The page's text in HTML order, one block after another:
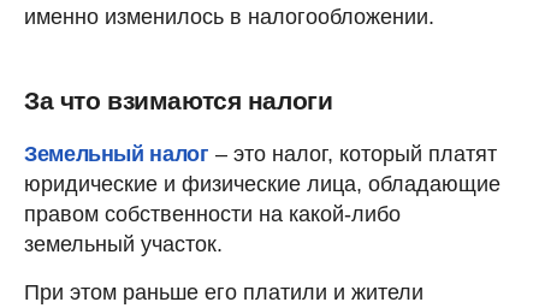
именно изменилось в налогообложении.
За что взимаются налоги
Земельный налог – это налог, который платят
юридические и физические лица, обладающие
правом собственности на какой-либо
земельный участок.
При этом раньше его платили и жители